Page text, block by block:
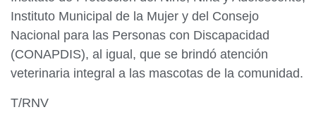
Instituto Municipal de la Mujer y del Consejo
Nacional para las Personas con Discapacidad
(CONAPDIS), al igual, que se brindó atención
veterinaria integral a las mascotas de la comunidad.
T/RNV